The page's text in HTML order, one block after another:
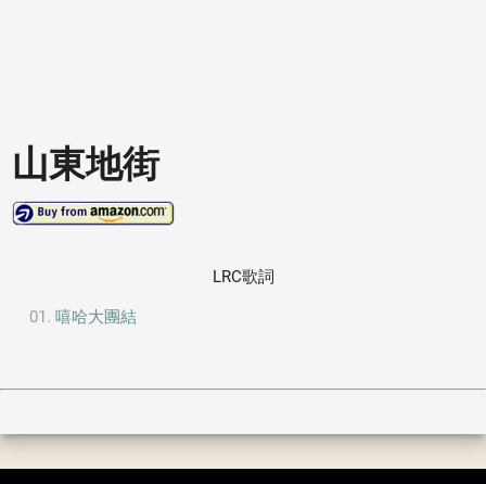
山東地街
LRC歌詞
嘻哈大團結